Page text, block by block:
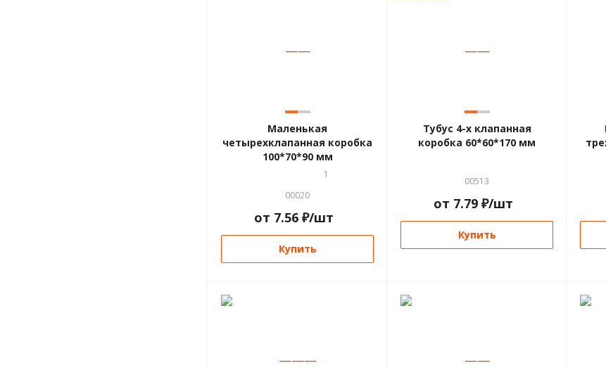
——
Маленькая
четырехклапанная коробка
100*70*90 мм
1
00020
от 7.56 ₽/шт
Купить
——
Тубус 4-х клапанная
коробка 60*60*170 мм
00513
от 7.79 ₽/шт
Купить
——— ——